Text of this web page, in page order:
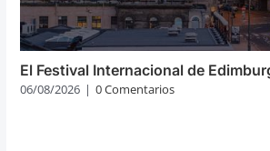
El Festival Internacional de
06/08/2026 | 0 Comentarios